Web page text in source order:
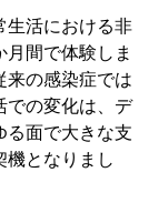
生活における非
間で体験しま
来の感染症では
での変化は、デ
る面で大きな支
機となりまし